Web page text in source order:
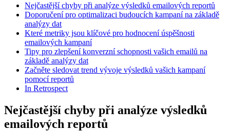
Nejčastější chyby při analýze výsledků emailových reportů
Doporučení pro optimalizaci budoucích kampaní na základě
analýzy dat
Které metriky jsou klíčové pro hodnocení úspěšnosti
emailových kampaní
Tipy pro zlepšení konverzní schopnosti vašich emailů na
základě analýzy dat
Začněte sledovat trend vývoje výsledků vašich kampaní
pomocí reportů
In Retrospect
Nejčastější chyby při analýze výsledků
emailových reportů